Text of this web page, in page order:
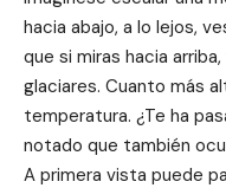
hacia abajo, a lo lejos,
que si miras hacia
glaciares. Cuanto más
temperatura. ¿Te ha
notado que también
A primera vista puede